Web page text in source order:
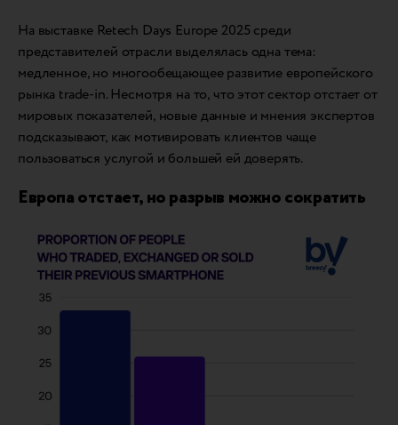
На выставке Retech Days Europe 2025 среди
представителей отрасли выделялась одна тема:
медленное, но многообещающее развитие европейского
рынка trade-in. Несмотря на то, что этот сектор отстает от
мировых показателей, новые данные и мнения экспертов
подсказывают, как мотивировать клиентов чаще
пользоваться услугой и большей ей доверять.
Европа отстает, но разрыв можно сократить